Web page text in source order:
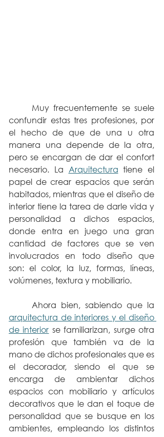
confundir estas tres profesiones, por
el hecho de que de una u otra
manera una depende de la otra,
pero se encargan de dar el confort
necesario. La Arquitectura tiene el
papel de crear espacios que serán
habitados, mientras que el diseño de
interior tiene la tarea de darle vida y
personalidad a dichos espacios,
donde entra en juego una gran
cantidad de factores que se ven
involucrados en todo diseño que
son: el color, la luz, formas, líneas,
volúmenes, textura y mobiliario.
arquitectura de interiores y el diseño
de interior se familiarizan, surge otra
profesión que también va de la
mano de dichos profesionales que es
el decorador, siendo el que se
encarga de ambientar dichos
espacios con mobiliario y artículos
decorativos que le dan el toque de
personalidad que se busque en los
ambientes, empleando los distintos